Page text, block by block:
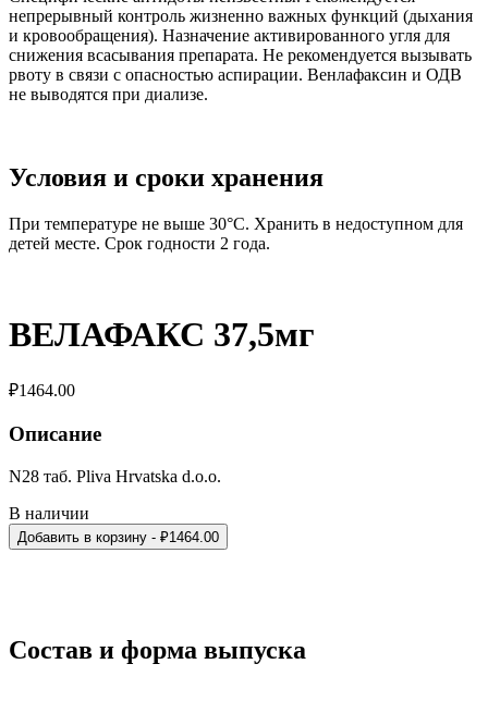
непрерывный контроль жизненно важных функций (дыхания
и кровообращения). Назначение активированного угля для
снижения всасывания препарата. Не рекомендуется вызывать
рвоту в связи с опасностью аспирации. Венлафаксин и ОДВ
не выводятся при диализе.
Условия и сроки хранения
При температуре не выше 30°С. Хранить в недоступном для
детей месте. Срок годности 2 года.
ВЕЛАФАКС 37,5мг
₽1464.00
Описание
N28 таб. Pliva Hrvatska d.o.o.
В наличии
Добавить в корзину - ₽1464.00
Состав и форма выпуска